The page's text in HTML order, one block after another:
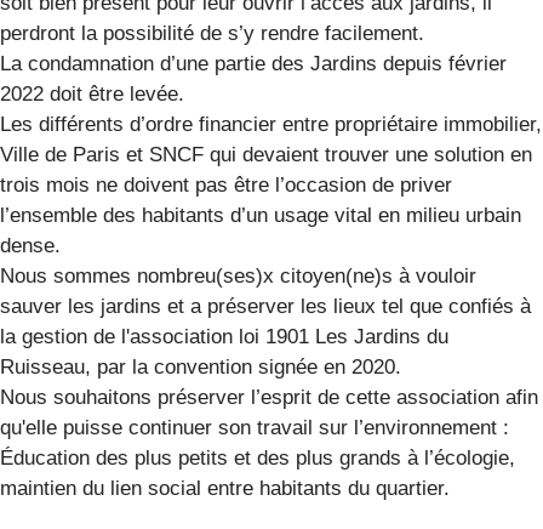
perdront la possibilité de s’y rendre facilement.
La condamnation d’une partie des Jardins depuis février
2022 doit être levée.
Les différents d’ordre financier entre propriétaire immobilier,
Ville de Paris et SNCF qui devaient trouver une solution en
trois mois ne doivent pas être l’occasion de priver
l’ensemble des habitants d’un usage vital en milieu urbain
dense.
Nous sommes nombreu(ses)x citoyen(ne)s à vouloir
sauver les jardins et a préserver les lieux tel que confiés à
la gestion de l'association loi 1901 Les Jardins du
Ruisseau, par la convention signée en 2020.
Nous souhaitons préserver l’esprit de cette association afin
qu'elle puisse continuer son travail sur l’environnement :
Éducation des plus petits et des plus grands à l’écologie,
maintien du lien social entre habitants du quartier.